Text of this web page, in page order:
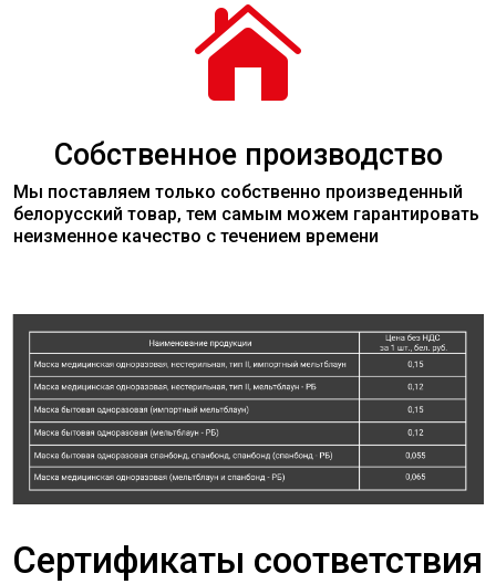

Собственное производство
Мы поставляем только собственно произведенный
белорусский товар, тем самым можем гарантировать
неизменное качество с течением времени
Сертификаты соответствия